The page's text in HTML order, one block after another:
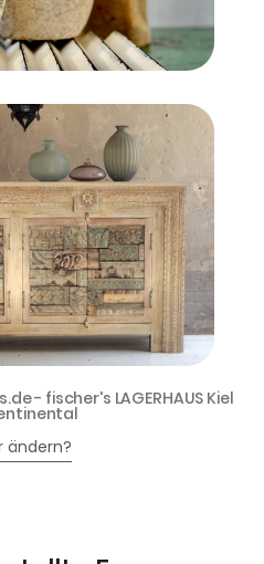
- fischer's LAGERHAUS Kiel
ändern?